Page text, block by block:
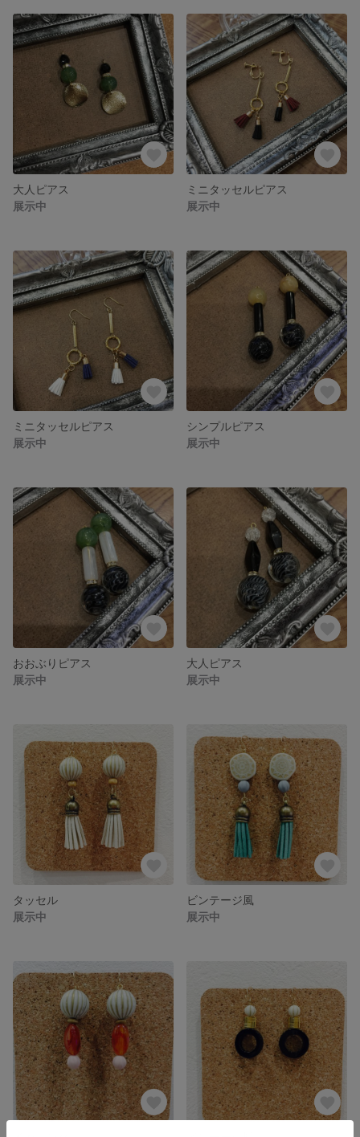
大人ピアス
展示中
ミニタッセルピアス
展示中
ミニタッセルピアス
展示中
シンプルピアス
展示中
おおぶりピアス
展示中
大人ピアス
展示中
タッセル
展示中
ビンテージ風
展示中